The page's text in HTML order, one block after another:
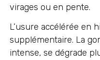
virages ou en pente.
L’usure accélérée en
supplémentaire. La
intense, se dégrade